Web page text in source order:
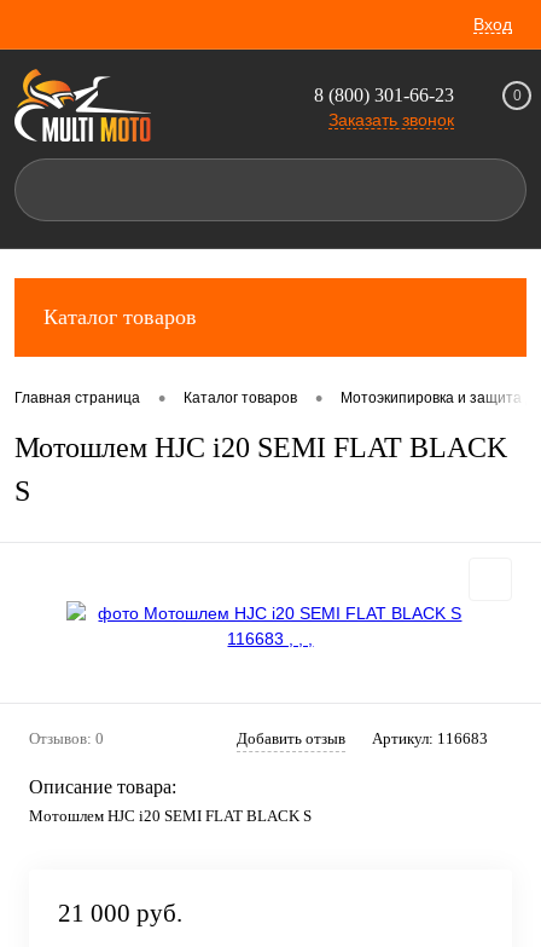
Вход
8 (800) 301-66-23
Заказать звонок
0
Каталог товаров
Главная страница • Каталог товаров • Мотоэкипировка и защита
Мотошлем HJC i20 SEMI FLAT BLACK
S
Отзывов: 0 Добавить отзыв Артикул: 116683
Описание товара:
Мотошлем HJC i20 SEMI FLAT BLACK S
21 000 руб.